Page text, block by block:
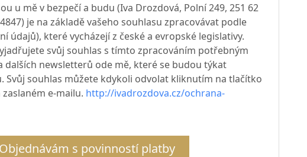
u mě v bezpečí a budu (Iva Drozdová, Polní 249, 251 62
je na základě vašeho souhlasu zpracovávat podle
údajů), které vycházejí z české a evropské legislativy.
svůj souhlas s tímto zpracováním potřebným
dalších newsletterů ode mě, které se budou týkat
Svůj souhlas můžete kdykoli odvolat kliknutím na tlačítko
zaslaném e-mailu. http://ivadrozdova.cz/ochrana-
Objednávám s povinností platby